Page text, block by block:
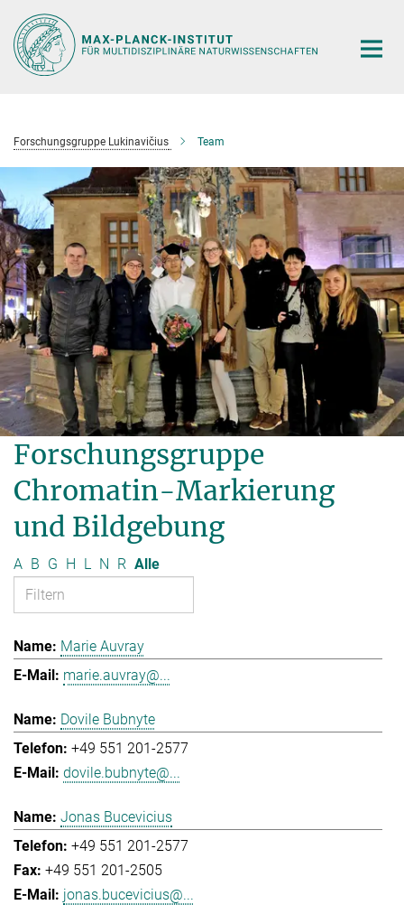
Hauptinhalt
Forschungsgruppe Lukinavičius Team
Forschungsgruppe
Chromatin-Markierung
und Bildgebung
A B G H L N R Alle
Marie Auvray
marie.auvray@...
Dovile Bubnyte
+49 551 201-2577
dovile.bubnyte@...
Jonas Bucevicius
+49 551 201-2577
+49 551 201-2505
jonas.bucevicius@...